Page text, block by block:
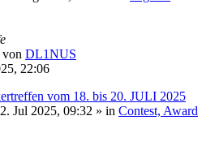
von DL1NUS
22:06
vom 18. bis 20. JULI 2025
Jul 2025, 09:32 » in Contest, Award